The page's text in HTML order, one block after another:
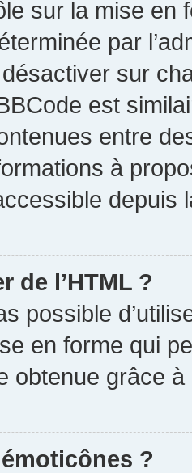
sur la mise en
par
sur
est
entre
à
depuis
de l’HTML ?
possible
en forme qui
obtenue grâce à
?